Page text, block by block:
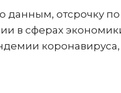
данным, отсрочку по
в сферах
коронавируса,